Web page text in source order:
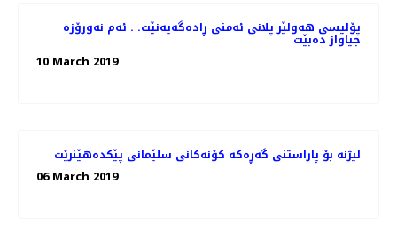
پۆلیسی هەولێر پلانی ئەمنی ڕادەگەیەنێت. . ئەم نەورۆزە
جیاواز دەبێت
10 March 2019
لیژنە بۆ پاراستنی گەڕەكە كۆنەكانی سلێمانی پێكدەهێنرێت
06 March 2019